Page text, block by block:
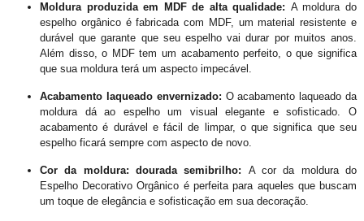
Moldura produzida em MDF de alta qualidade: A moldura do
espelho orgânico é fabricada com MDF, um material resistente e
durável que garante que seu espelho vai durar por muitos anos.
Além disso, o MDF tem um acabamento perfeito, o que significa
que sua moldura terá um aspecto impecável.
Acabamento laqueado envernizado: O acabamento laqueado da
moldura dá ao espelho um visual elegante e sofisticado. O
acabamento é durável e fácil de limpar, o que significa que seu
espelho ficará sempre com aspecto de novo.
Cor da moldura: dourada semibrilho: A cor da moldura do
Espelho Decorativo Orgânico é perfeita para aqueles que buscam
um toque de elegância e sofisticação em sua decoração.